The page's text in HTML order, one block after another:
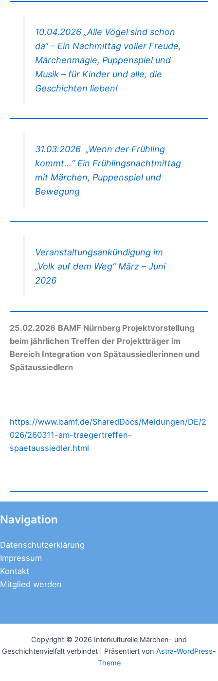
10.04.2026 „Alle Vögel sind schon
da“ – Ein Nachmittag voller Freude,
Märchenmagie, Puppenspiel und
Musik – für Kinder und alle, die
Geschichten lieben!
31.03.2026 „Wenn der Frühling
kommt…“ Ein Frühlingsnachtmittag
mit Märchen, Puppenspiel und
Bewegung
Veranstaltungsankündigung im
„Volk auf dem Weg“ März – Juni
2026
25.02.2026 BAMF Nürnberg Projektvorstellung
beim jährlichen Treffen der Projektträger im
Bereich Integration von Spätaussiedlerinnen und
Spätaussiedlern
https://www.bamf.de/SharedDocs/Meldungen/DE/2
026/260311-am-traegertreffen-
spaetaussiedler.html
Navigation
Datenschutzerklärung
Impressum
Kontakt
Mitglied werden
Copyright © 2026 Interkulturelle Märchen- und
Geschichtenvielfalt verbindet | Präsentiert von Astra-WordPress-
Theme